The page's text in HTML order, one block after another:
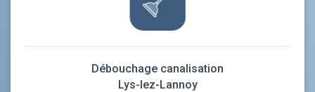
Débouchage canalisation
Lys-lez-Lannoy